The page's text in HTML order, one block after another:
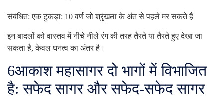
संबंधित: एक टुकड़ा: 10 वर्ण जो श्रृंखला के अंत से पहले मर सकते हैं
इन बादलों को वास्तव में नीचे नीले रंग की तरह तैरते या तैरते हुए देखा जा
सकता है, केवल घनत्व का अंतर है।
6आकाश महासागर दो भागों में विभाजित
है: सफेद सागर और सफेद-सफेद सागर